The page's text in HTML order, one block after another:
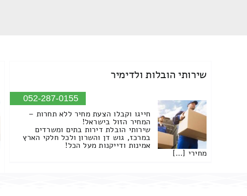
שירותי הובלות ולדימיר
052-287-0155
חייגו וקבלו הצעת מחיר ללא תחרות –
המחיר הזול בישראל!
שירותי הובלת דירות בתים ומשרדים
במרכז, גוש דן והשרון ולכל חלקי הארץ
אמינות ודייקנות מעל הכל!
מחירי […]